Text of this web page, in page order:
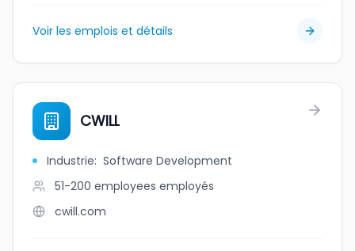
Voir les emplois et détails
CWILL
Industrie: Software Development
51-200 employees employés
cwill.com